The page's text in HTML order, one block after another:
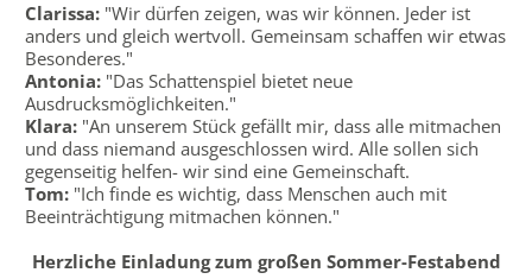
Clarissa: "Wir dürfen zeigen, was wir können. Jeder ist
anders und gleich wertvoll. Gemeinsam schaffen wir etwas
Besonderes."
Antonia: "Das Schattenspiel bietet neue
Ausdrucksmöglichkeiten."
Klara: "An unserem Stück gefällt mir, dass alle mitmachen
und dass niemand ausgeschlossen wird. Alle sollen sich
gegenseitig helfen- wir sind eine Gemeinschaft.
Tom: "Ich finde es wichtig, dass Menschen auch mit
Beeinträchtigung mitmachen können."
Herzliche Einladung zum großen Sommer-Festabend